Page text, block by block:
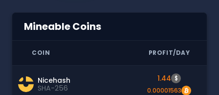
Mineable Coins
COIN PROFIT/DAY
Nicehash
SHA-256
1.44 $
0.00001563